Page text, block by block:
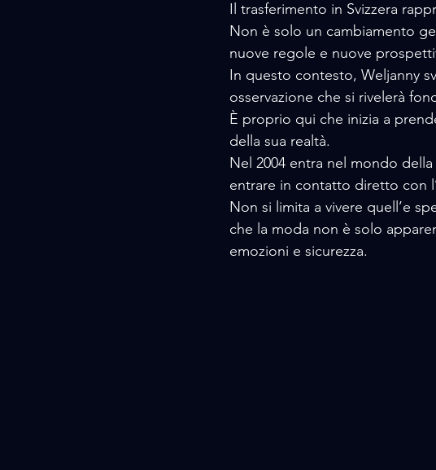
Il trasferimento in Svizzera
Non è solo un cambiamento
nuove regole e nuove
In questo contesto, Weljanny
osservazione che si rivelerà
È proprio qui che inizia a
della sua realtà.
Nel 2004 entra nel mondo
entrare in contatto diretto con
Non si limita a vivere quell’e
che la moda non è solo
emozioni e sicurezza.